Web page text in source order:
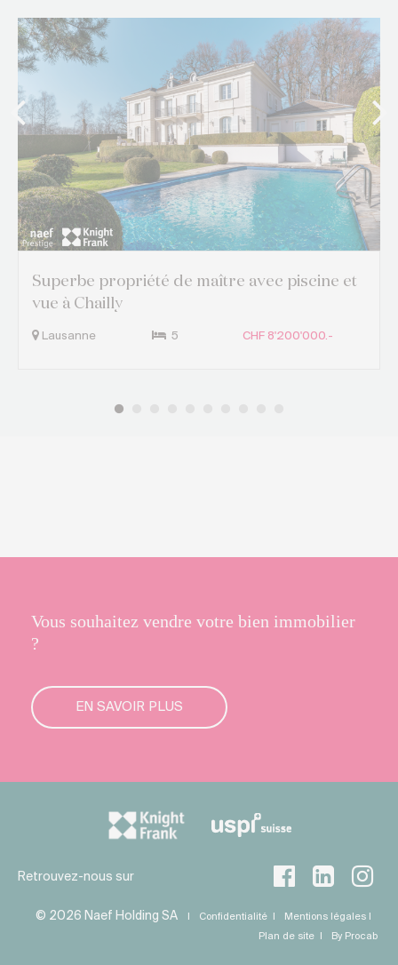
Superbe propriété de maître avec piscine et
vue à Chailly
Lausanne 5 CHF 8'200'000.-
Vous souhaitez vendre votre bien immobilier
?
EN SAVOIR PLUS
© 2026 Naef Holding SA Confidentialité
Mentions légales
Plan de site
By Procab
Retrouvez-nous sur